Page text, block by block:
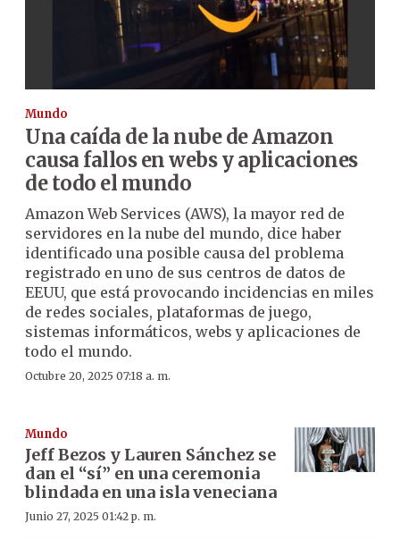
Mundo
Una caída de la nube de Amazon
causa fallos en webs y aplicaciones
de todo el mundo
Amazon Web Services (AWS), la mayor red de
servidores en la nube del mundo, dice haber
identificado una posible causa del problema
registrado en uno de sus centros de datos de
EEUU, que está provocando incidencias en miles
de redes sociales, plataformas de juego,
sistemas informáticos, webs y aplicaciones de
todo el mundo.
Octubre 20, 2025 07:18 a. m.
Mundo
Jeff Bezos y Lauren Sánchez se
dan el “sí” en una ceremonia
blindada en una isla veneciana
Junio 27, 2025 01:42 p. m.